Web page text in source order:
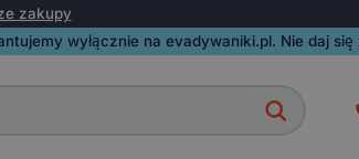
zakupy
wyłącznie na evadywaniki.pl. Nie daj